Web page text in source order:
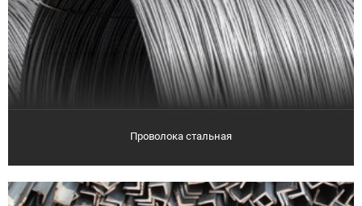
Проволока стальная